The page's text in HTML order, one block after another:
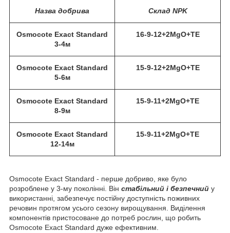
Назва добрива Склад NPK
Osmocote Exact Standard
3-4м
16-9-12+2MgO+TE
Osmocote Exact Standard
5-6м
15-9-12+2MgO+TE
Osmocote Exact Standard
8-9м
15-9-11+2MgO+TE
Osmocote Exact Standard
12-14м
15-9-11+2MgO+TE
Osmocote Exact Standard - перше добриво, яке було
розроблене у 3-му поколінні. Він стабільний і безпечний у
використанні, забезпечує постійну доступність поживних
речовин протягом усього сезону вирощування. Виділення
компонентів пристосоване до потреб рослин, що робить
Osmocote Exact Standard дуже ефективним.